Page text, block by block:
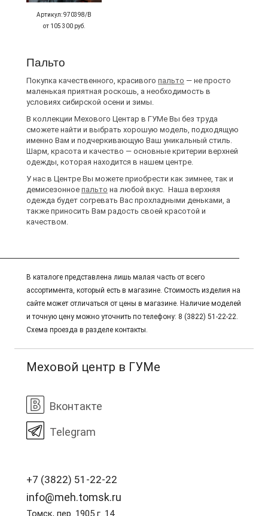
Артикул: 970398/В
от 105 300 руб.
Пальто
Покупка качественного, красивого пальто — не просто
маленькая приятная роскошь, а необходимость в
условиях сибирской осени и зимы.
В коллекции Мехового Центар в ГУМе Вы без труда
сможете найти и выбрать хорошую модель, подходящую
именно Вам и подчеркивающую Ваш уникальный стиль.
Шарм, красота и качество — основные критерии верхней
одежды, которая находится в нашем центре.
У нас в Центре Вы можете приобрести как зимнее, так и
демисезонное пальто на любой вкус. Наша верхняя
одежда будет согревать Вас прохладными деньками, а
также приносить Вам радость своей красотой и
качеством.
В каталоге представлена лишь малая часть от всего
ассортимента, который есть в магазине. Стоимость изделия на
сайте может отличаться от цены в магазине. Наличие моделей
и точную цену можно уточнить по телефону: 8 (3822) 51-22-22.
Схема проезда в разделе контакты.
Меховой центр в ГУМе
Вконтакте
Telegram
+7 (3822) 51-22-22
info@meh.tomsk.ru
Томск, пер. 1905 г. 14